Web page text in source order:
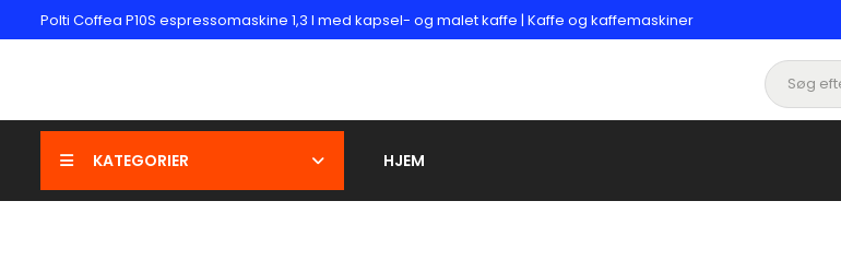
Polti Coffea P10S espressomaskine 1,3 l med kapsel- og malet kaffe | Kaffe og kaffemaskiner
KATEGORIER HJEM